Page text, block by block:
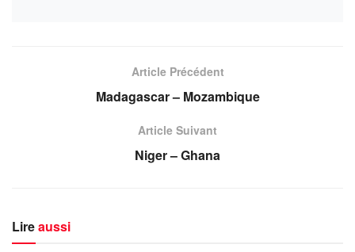
Article Précédent
Madagascar – Mozambique
Article Suivant
Niger – Ghana
Lireaussi